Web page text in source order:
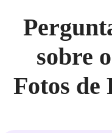
sobre
Fotos